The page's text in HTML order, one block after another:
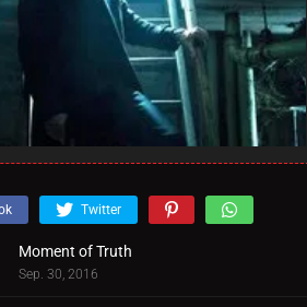
Twitter
Moment of Truth
Sep. 30, 2016